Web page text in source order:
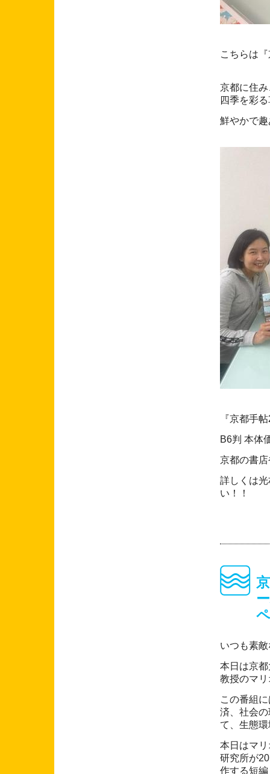
こちらは
京都に住
四季を彩
鮮やかで
『京都手
B6判 本体
京都の書
詳しくは
い！！
いつも素
本日は京
教授のマ
この番組
済、社会
て、生態
本日はマ
研究所が
作する短